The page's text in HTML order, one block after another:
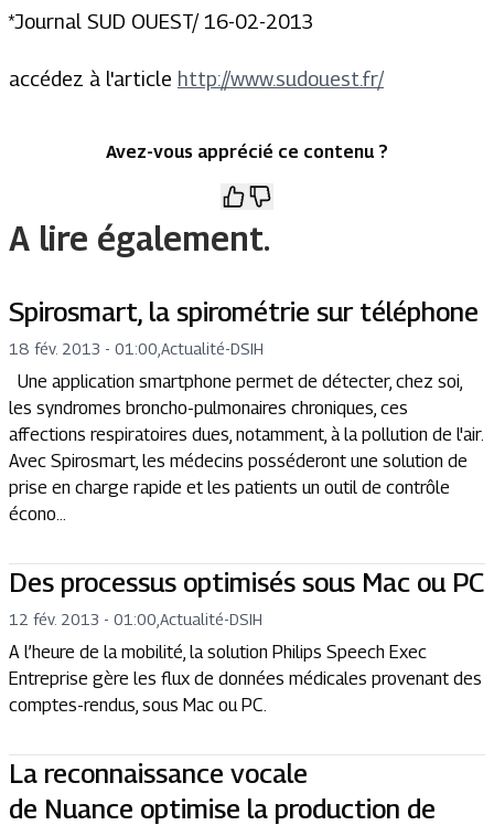
*Journal SUD OUEST/ 16-02-2013
accédez à l'article http://www.sudouest.fr/
Avez-vous apprécié ce contenu ?
A lire également.
Spirosmart, la spirométrie sur téléphone
18 fév. 2013 - 01:00 Actualité-DSIH
Une application smartphone permet de détecter, chez soi,
les syndromes broncho-pulmonaires chroniques, ces
affections respiratoires dues, notamment, à la pollution de l'air.
Avec Spirosmart, les médecins posséderont une solution de
prise en charge rapide et les patients un outil de contrôle
écono...
Des processus optimisés sous Mac ou PC
12 fév. 2013 - 01:00 Actualité-DSIH
A l’heure de la mobilité, la solution Philips Speech Exec
Entreprise gère les flux de données médicales provenant des
comptes-rendus, sous Mac ou PC.
La reconnaissance vocale
de Nuance optimise la production de